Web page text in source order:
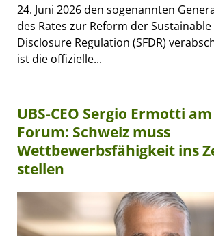
24. Juni 2026 den sogenannten
des Rates zur Reform der Sustainable
Disclosure Regulation (SFDR)
ist die offizielle...
UBS-CEO Sergio Ermotti
Forum: Schweiz muss
Wettbewerbsfähigkeit ins
stellen